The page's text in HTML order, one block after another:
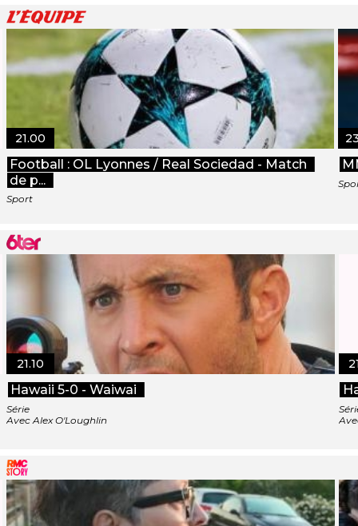
21.00
Football : OL Lyonnes / Real Sociedad - Match
de p...
Sport
21.10
Hawaii 5-0 - Waiwai
Série
Avec Alex O'Loughlin